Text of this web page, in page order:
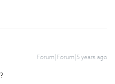
Forum|Forum|5 years ago